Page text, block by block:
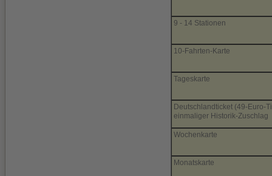
9 - 14 Stationen
10-Fahrten-Karte
Tageskarte
Deutschlandticket (49-Euro-
einmaliger Historik-Zuschlag
Wochenkarte
Monatskarte